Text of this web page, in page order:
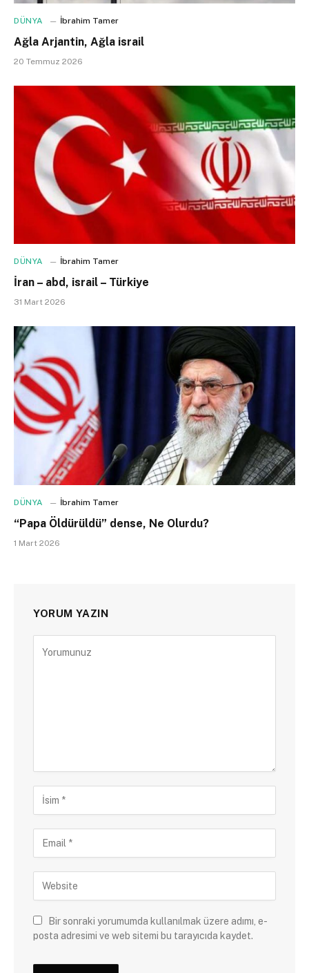
DÜNYA İbrahim Tamer
Ağla Arjantin, Ağla israil
20 Temmuz 2026
DÜNYA İbrahim Tamer
İran – abd, israil – Türkiye
31 Mart 2026
DÜNYA İbrahim Tamer
“Papa Öldürüldü” dense, Ne Olurdu?
1 Mart 2026
YORUM YAZIN
Bir sonraki yorumumda kullanılmak üzere adımı, e-
posta adresimi ve web sitemi bu tarayıcıda kaydet.